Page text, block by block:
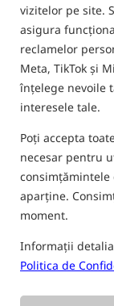
vizitelor pe site.
asigura
reclamelor
Meta, TikTok și
înțelege nevoile
interesele tale.
Poți accepta
necesar pentru
aparține.
moment.
Informații
Politica de
numai